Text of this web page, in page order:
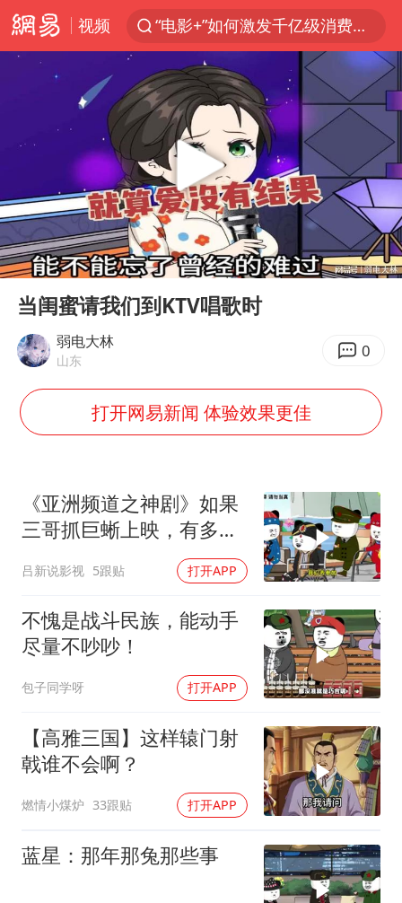
视频
“电影+”如何激发千亿级消费新活力？
沙特土耳其巴基斯坦签署共同防务协议
台风白海豚已进入24小时警戒线
全球首个长时储能一体化产业园量产
U17国足点球大战淘汰河床晋级决赛
四川宜宾市高县4.9级地震致1人死亡
上海：台风白海豚或将带来龙卷风
中巨芯：上半年归母净利润1405.77万元
胡彦斌获《歌手2026》歌王
秋天的第一杯奶茶到底有多火
国防部：中国军队坚决反制任何闹海挑衅图谋
我国外贸延续良好增长态势
东航：国内客票提前14天免费退改
夯实基础开新局
Play
00:00 00:49
当闺蜜请我们到KTV唱歌时
弱电大林
山东 0
打开网易新闻 体验效果更佳
《亚洲频道之神剧》如果
三哥抓巨蜥上映，有多少
吕新说影视 5跟贴 打开APP
不愧是战斗民族，能动手
尽量不吵吵！
包子同学呀 打开APP
【高雅三国】这样辕门射
戟谁不会啊？
燃情小煤炉 33跟贴 打开APP
蓝星：那年那兔那些事